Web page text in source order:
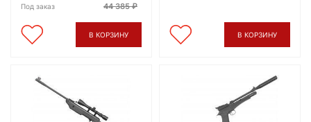
Под заказ 44 385
В КОРЗИНУ В КОРЗИНУ